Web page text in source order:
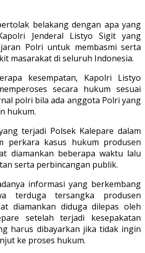
belakang dengan apa yang
Jenderal Listyo Sigit yang
Polri untuk membasmi serta
masarakat di seluruh Indonesia.
kesempatan, Kapolri Listyo
secara hukum sesuai
polri bila ada anggota Polri yang
hukum.
terjadi Polsek Kalepare dalam
perkara kasus hukum produsen
diamankan beberapa waktu lalu
serta perbincangan publik.
informasi yang berkembang
terduga tersangka produsen
diamankan diduga dilepas oleh
setelah terjadi kesepakatan
harus dibayarkan jika tidak ingin
ke proses hukum.